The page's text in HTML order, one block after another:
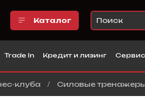
Каталог
Trade In Кредит и лизинг
клуба Силовые